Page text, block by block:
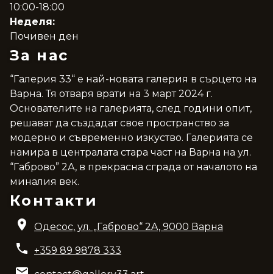
10:00-18:00
Неделя:
Почивен ден
За нас
“Галерия 33“ е най-новата галерия в сърцето на
Варна. Тя отваря врати на 3 март 2024 г.
Основателите на галерията, след години опит,
решават да създадат свое пространство за
модерно и съвременно изкуство. Галерията се
намира в централата стара част на Варна на ул.
“Габрово” 2А, в прекрасна сграда от началото на
миналия век.
Контакти
Одесос, ул. „Габрово“ 2A, 9000 Варна
+359 89 9878 333